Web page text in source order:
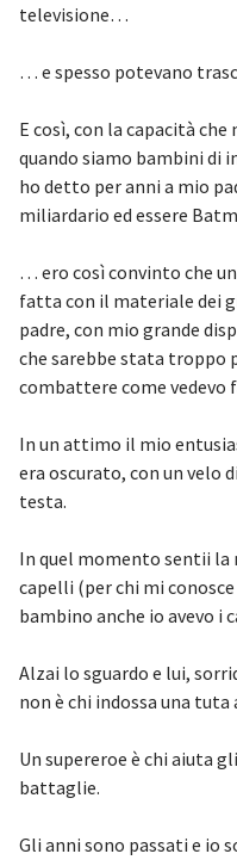
televisione…
… e spesso potevano
E così, con la capacità
quando siamo bambini di
ho detto per anni a mio
miliardario ed essere
… ero così convinto che
fatta con il materiale dei
padre, con mio grande
che sarebbe stata troppo
combattere come vedevo
In un attimo il mio
era oscurato, con un velo
testa.
In quel momento sentii la
capelli (per chi mi
bambino anche io avevo i
Alzai lo sguardo e lui,
non è chi indossa una
Un supereroe è chi aiuta
battaglie.
Gli anni sono passati e io